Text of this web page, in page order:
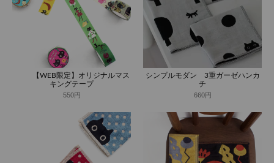
【WEB限定】オリジナルマス
キングテープ
550円
シンプルモダン 3重ガーゼハンカ
チ
660円